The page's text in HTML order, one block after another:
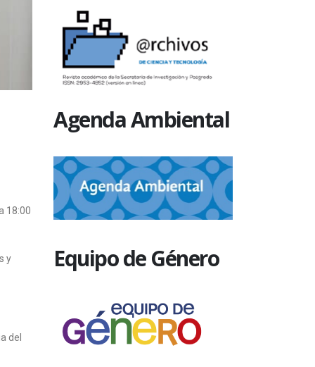
18:00
y
del
Agenda Ambiental
Equipo de Género